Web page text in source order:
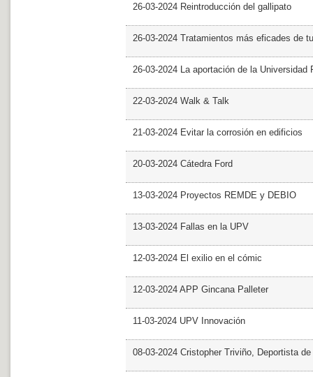
26-03-2024 Reintroducción del gallipato
26-03-2024 Tratamientos más eficades de
26-03-2024 La aportación de la Universidad
22-03-2024 Walk & Talk
21-03-2024 Evitar la corrosión en edificios
20-03-2024 Cátedra Ford
13-03-2024 Proyectos REMDE y DEBIO
13-03-2024 Fallas en la UPV
12-03-2024 El exilio en el cómic
12-03-2024 APP Gincana Palleter
11-03-2024 UPV Innovación
08-03-2024 Cristopher Triviño, Deportista